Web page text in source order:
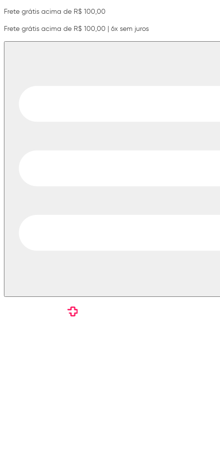
Frete grátis acima de R$ 100,00
Frete grátis acima de R$ 100,00 | 6x sem juros